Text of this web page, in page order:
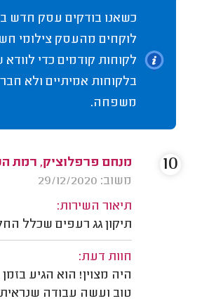
כשאנו בודקים עסק חדש
לוקחים מהעסק צילומי
לקוחות קודמים כדי
בלקוחות אמיתיים ולא
משפחה.
מנחם פרפלוציק, רמת
משוב: 29/12/2020
תיאור השירות:
תיקון גג רעפים שכלל
חוות דעת:
היה מצוין! הוא הגיע
טוב ועשה עבודה
10